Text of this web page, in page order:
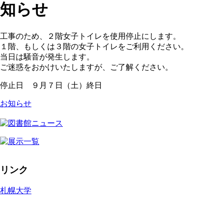
知らせ
工事のため、２階女子トイレを使用停止にします。
１階、もしくは３階の女子トイレをご利用ください。
当日は騒音が発生します。
ご迷惑をおかけいたしますが、ご了解ください。
停止日 ９月７日（土）終日
お知らせ
リンク
札幌大学